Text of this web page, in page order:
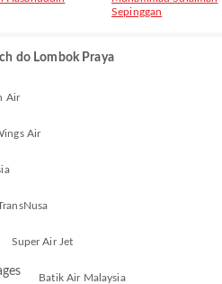
Sepinggan
do Lombok Praya
Air
Air
Super Air Jet
Batik Air Malaysia